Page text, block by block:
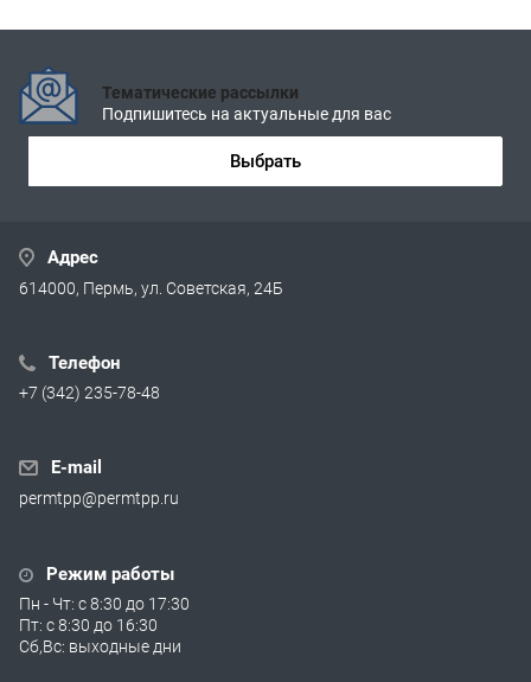
Тематические рассылки
Подпишитесь на актуальные для вас
Выбрать
Адрес
614000, Пермь, ул. Советская, 24Б
Телефон
+7 (342) 235-78-48
E-mail
permtpp@permtpp.ru
Режим работы
Пн - Чт: с 8:30 до 17:30
Пт: с 8:30 до 16:30
Сб,Вс: выходные дни